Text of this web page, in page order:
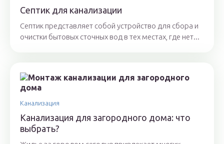
Септик для канализации
Септик представляет собой устройство для сбора и
очистки бытовых сточных вод в тех местах, где нет...
Канализация
Канализация для загородного дома: что
выбрать?